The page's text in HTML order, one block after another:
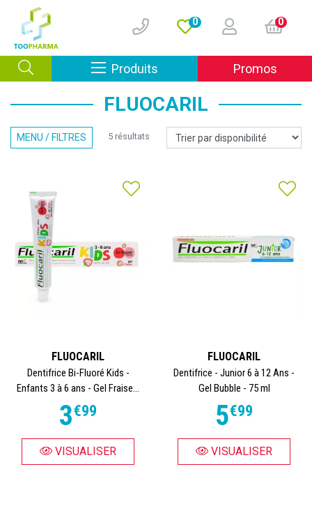
0 0
Produits Afficher la navigation
Promos
FLUOCARIL
MENU / FILTRES 5 résultats
FLUOCARIL
Dentifrice Bi-Fluoré Kids -
Enfants 3 à 6 ans - Gel Fraise...
3€99
VISUALISER
FLUOCARIL
Dentifrice - Junior 6 à 12 Ans -
Gel Bubble - 75 ml
5€99
VISUALISER